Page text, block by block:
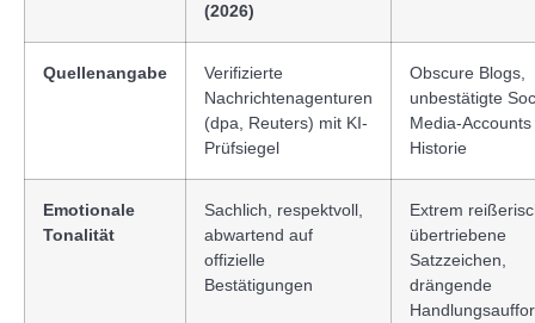
(2026)
Quellenangabe
Verifizierte
Nachrichtenagenturen
(dpa, Reuters) mit KI-
Prüfsiegel
Obscure Blogs,
unbestätigte
Media-
Historie
Emotionale
Tonalität
Sachlich, respektvoll,
abwartend auf
offizielle
Bestätigungen
Extrem
übertriebene
Satzzeichen,
drängende